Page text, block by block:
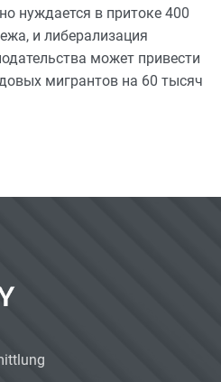
нуждается в притоке 400
и либерализация
может привести
мигрантов на 60 тысяч